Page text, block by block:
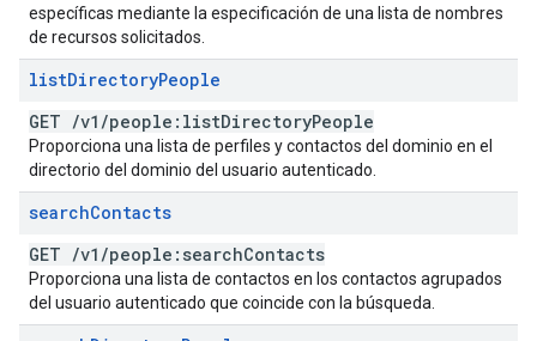
específicas mediante la especificación de una lista de nombres
de recursos solicitados.
listDirectoryPeople
GET /v1 /people:listDirectoryPeople
Proporciona una lista de perfiles y contactos del dominio en el
directorio del dominio del usuario autenticado.
searchContacts
GET /v1 /people:searchContacts
Proporciona una lista de contactos en los contactos agrupados
del usuario autenticado que coincide con la búsqueda.